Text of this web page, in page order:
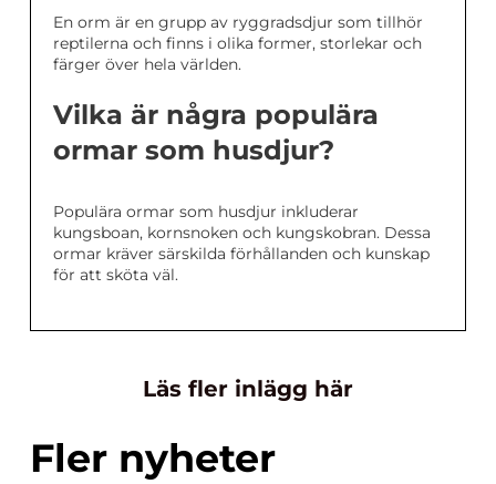
En orm är en grupp av ryggradsdjur som tillhör
reptilerna och finns i olika former, storlekar och
färger över hela världen.
Vilka är några populära
ormar som husdjur?
Populära ormar som husdjur inkluderar
kungsboan, kornsnoken och kungskobran. Dessa
ormar kräver särskilda förhållanden och kunskap
för att sköta väl.
Läs fler inlägg här
Fler nyheter